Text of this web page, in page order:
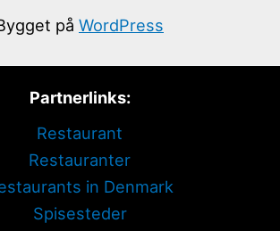
på WordPress
Partnerlinks:
Restaurant
Restauranter
in Denmark
Spisesteder